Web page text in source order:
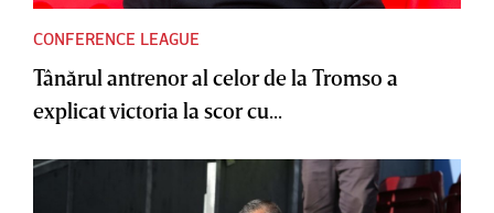
CONFERENCE LEAGUE
Tânărul antrenor al celor de la Tromso a
explicat victoria la scor cu...